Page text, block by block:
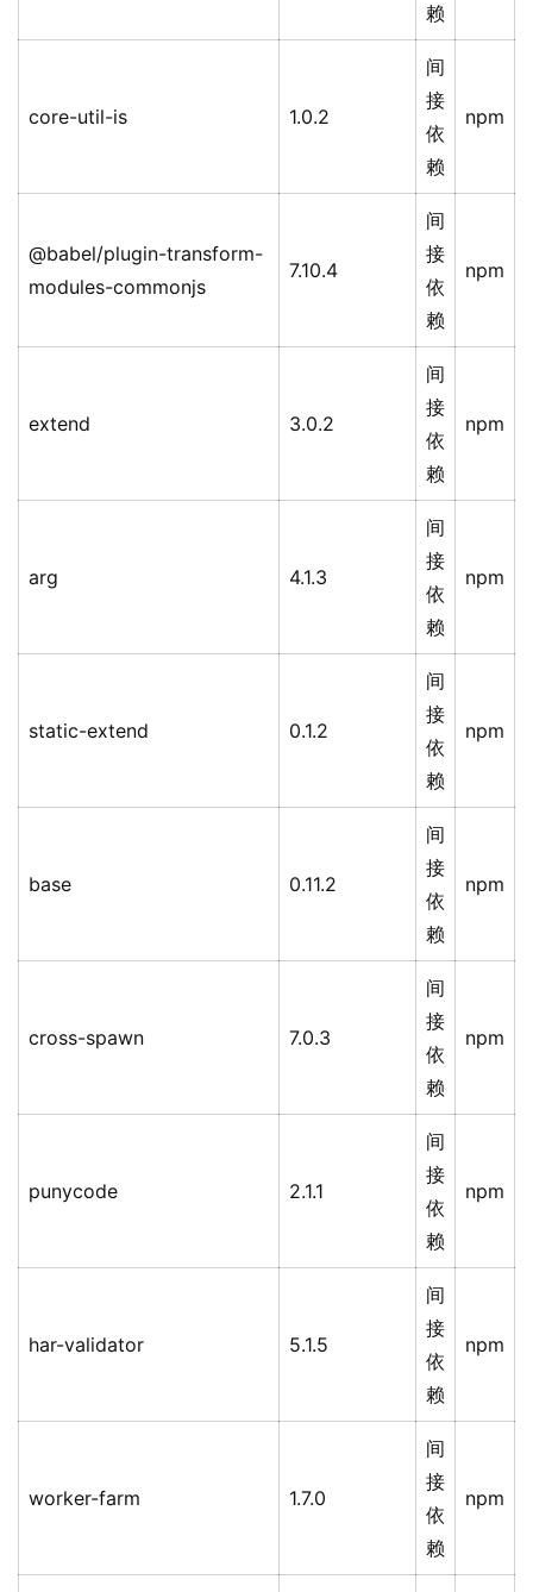
赖
core-util-is 1.0.2
间
接
依
赖
npm
@babel/plugin-transform-
modules-commonjs
7.10.4
间
接
依
赖
npm
extend 3.0.2
间
接
依
赖
npm
arg 4.1.3
间
接
依
赖
npm
static-extend 0.1.2
间
接
依
赖
npm
base 0.11.2
间
接
依
赖
npm
cross-spawn 7.0.3
间
接
依
赖
npm
punycode 2.1.1
间
接
依
赖
npm
har-validator 5.1.5
间
接
依
赖
npm
worker-farm 1.7.0
间
接
依
赖
npm